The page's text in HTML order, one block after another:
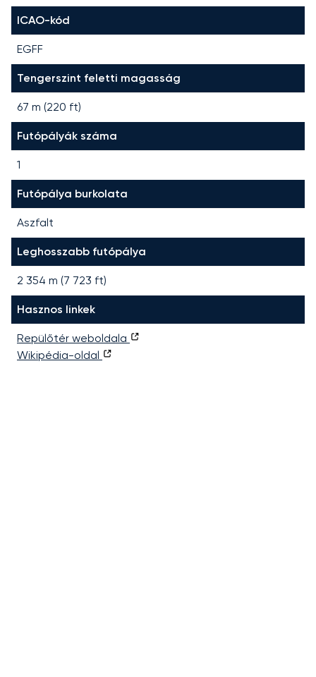
ICAO-kód
EGFF
Tengerszint feletti magasság
67 m (220 ft)
Futópályák száma
1
Futópálya burkolata
Aszfalt
Leghosszabb futópálya
2 354 m (7 723 ft)
Hasznos linkek
Repülőtér weboldala
Wikipédia-oldal